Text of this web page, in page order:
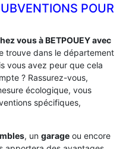
POUR
vous à BETPOUEY avec
trouve dans le département
vous avez peur que cela
? Rassurez-vous,
écologique, vous
spécifiques,
, un garage ou encore